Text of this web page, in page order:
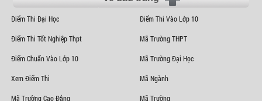
Điểm Thi Đại Học Điểm Thi Vào Lớp 10
Điểm Thi Tốt Nghiệp Thpt Mã Trường THPT
Điểm Chuẩn Vào Lớp 10 Mã Trường Đại Học
Xem Điểm Thi Mã Ngành
Mã Trường Cao Đẳng Mã Trường